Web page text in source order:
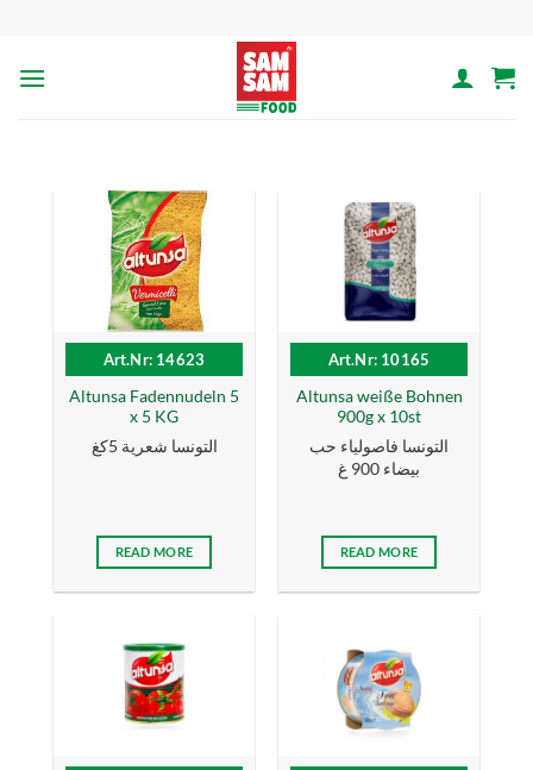
content
Art.Nr: 14623
Altunsa Fadennudeln 5
x 5 KG
التونسا شعرية 5كغ
READ MORE
Art.Nr: 10165
Altunsa weiße Bohnen
900g x 10st
التونسا فاصولياء حب
بيضاء 900 غ
READ MORE